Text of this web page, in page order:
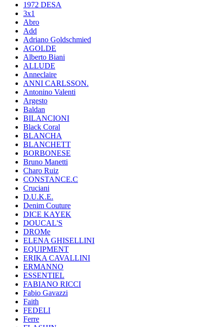
1972 DESA
3x1
Abro
Add
Adriano Goldschmied
AGOLDE
Alberto Biani
ALLUDE
Anneclaire
ANNI CARLSSON.
Antonino Valenti
Argesto
Baldan
BILANCIONI
Black Coral
BLANCHA
BLANCHETT
BORBONESE
Bruno Manetti
Charo Ruiz
CONSTANCE.C
Cruciani
D.U.K.E.
Denim Couture
DICE KAYEK
DOUCAL'S
DROMe
ELENA GHISELLINI
EQUIPMENT
ERIKA CAVALLINI
ERMANNO
ESSENTIEL
FABIANO RICCI
Fabio Gavazzi
Faith
FEDELI
Ferre